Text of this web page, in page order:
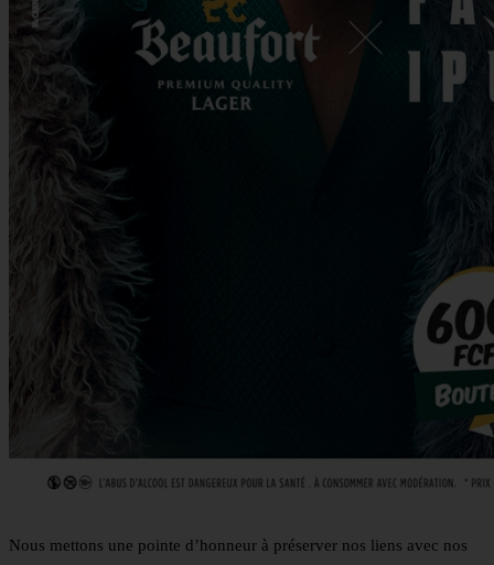
Nous mettons une pointe d’honneur à préserver nos liens avec nos